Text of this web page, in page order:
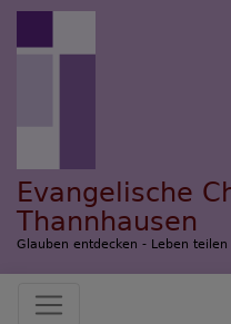
Direkt
Evangelische
Thannhausen
Glauben entdecken - Leben teilen